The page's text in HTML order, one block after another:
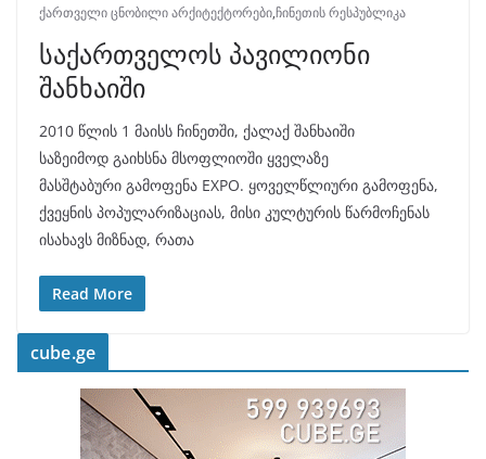
ქართველი ცნობილი არქიტექტორები,ჩინეთის რესპუბლიკა
საქართველოს პავილიონი
შანხაიში
2010 წლის 1 მაისს ჩინეთში, ქალაქ შანხაიში
საზეიმოდ გაიხსნა მსოფლიოში ყველაზე
მასშტაბური გამოფენა EXPO. ყოველწლიური გამოფენა,
ქვეყნის პოპულარიზაციას, მისი კულტურის წარმოჩენას
ისახავს მიზნად, რათა
Read More
cube.ge